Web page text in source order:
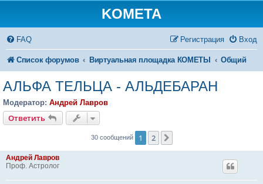
KOMETA
FAQ Вход
Регистрация
Список форумов Виртуальная площадка КОМЕТЫ Общий
АЛЬФА ТЕЛЬЦА - АЛЬДЕБАРАН
Модератор: Андрей Лавров
Ответить
30 сообщений 1 2
Андрей Лавров
Проф. Астролог